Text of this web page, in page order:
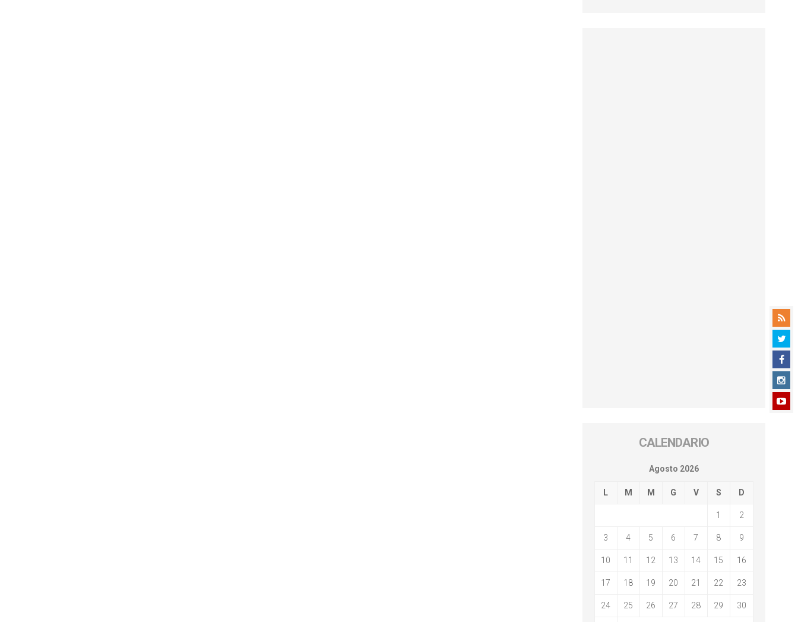
CALENDARIO
Agosto 2026
L M M G V S D
1 2
3 4 5 6 7 8 9
10 11 12 13 14 15 16
17 18 19 20 21 22 23
24 25 26 27 28 29 30